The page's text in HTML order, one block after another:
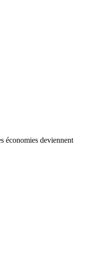
économies deviennent